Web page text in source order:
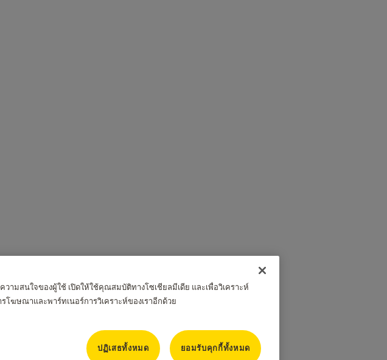
ามสนใจของผู้ใช้ เปิดให้ใช้คุณสมบัติทางโซเชียลมีเดีย และเพื่อวิเคราะห์
โฆษณาและพาร์ทเนอร์การวิเคราะห์ของเราอีกด้วย
ปฏิเสธทั้งหมด
ยอมรับคุกกี้ทั้งหมด